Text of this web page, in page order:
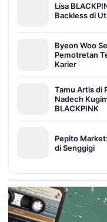
Lisa
Backless di
Byeon Woo
Pemotretan
Karier
Tamu Artis di
Nadech
BLACKPINK
Pepito
di Senggigi